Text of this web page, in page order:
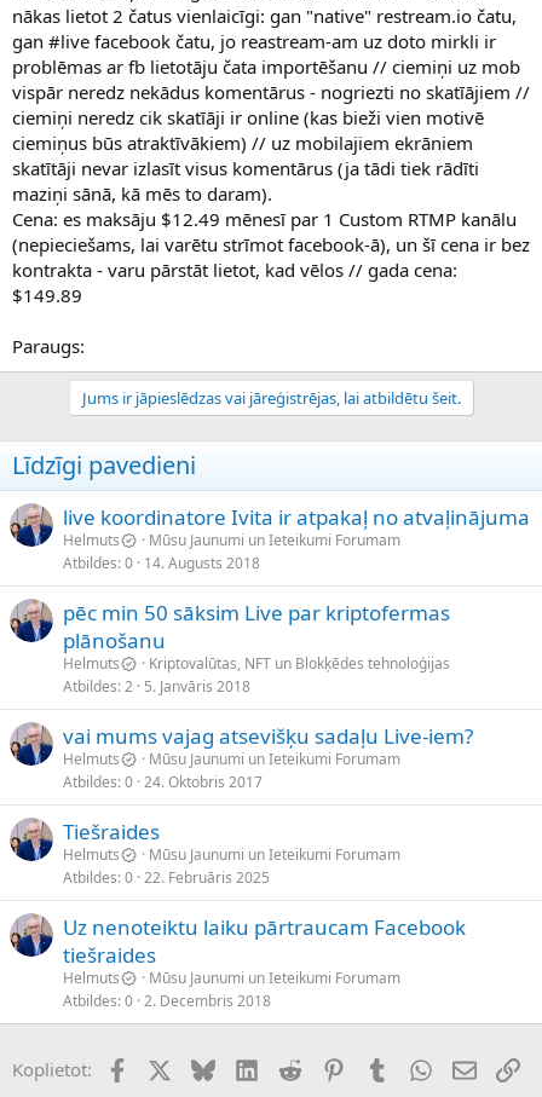
nākas lietot 2 čatus vienlaicīgi: gan "native" restream.io čatu,
gan #live facebook čatu, jo reastream-am uz doto mirkli ir
problēmas ar fb lietotāju čata importēšanu // ciemiņi uz mob
vispār neredz nekādus komentārus - nogriezti no skatīājiem //
ciemiņi neredz cik skatīāji ir online (kas bieži vien motivē
ciemiņus būs atraktīvākiem) // uz mobilajiem ekrāniem
skatītāji nevar izlasīt visus komentārus (ja tādi tiek rādīti
maziņi sānā, kā mēs to daram).
Cena: es maksāju $12.49 mēnesī par 1 Custom RTMP kanālu
(nepieciešams, lai varētu strīmot facebook-ā), un šī cena ir bez
kontrakta - varu pārstāt lietot, kad vēlos // gada cena:
$149.89
Paraugs:
Jums ir jāpieslēdzas vai jāreģistrējas, lai atbildētu šeit.
Līdzīgi pavedieni
live koordinatore Ivita ir atpakaļ no atvaļinājuma
Helmuts
Mūsu Jaunumi un Ieteikumi Forumam
Atbildes 0 14. Augusts 2018
pēc min 50 sāksim Live par kriptofermas
plānošanu
Helmuts
Kriptovalūtas, NFT un Blokķēdes tehnoloģijas
Atbildes 2 5. Janvāris 2018
vai mums vajag atsevišķu sadaļu Live-iem?
Helmuts
Mūsu Jaunumi un Ieteikumi Forumam
Atbildes 0 24. Oktobris 2017
Tiešraides
Helmuts
Mūsu Jaunumi un Ieteikumi Forumam
Atbildes 0 22. Februāris 2025
Uz nenoteiktu laiku pārtraucam Facebook
tiešraides
Helmuts
Mūsu Jaunumi un Ieteikumi Forumam
Atbildes 0 2. Decembris 2018
Koplietot: FacebookX (Twitter)
BlueskyLinkedInReddit PinterestTumblrWhatsApp
E-pasts